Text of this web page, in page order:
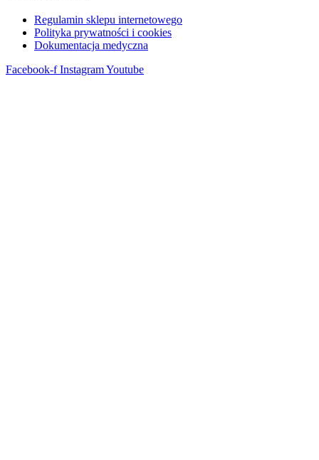
Regulamin sklepu internetowego
Polityka prywatności i cookies
Dokumentacja medyczna
Facebook-f InstagramYoutube